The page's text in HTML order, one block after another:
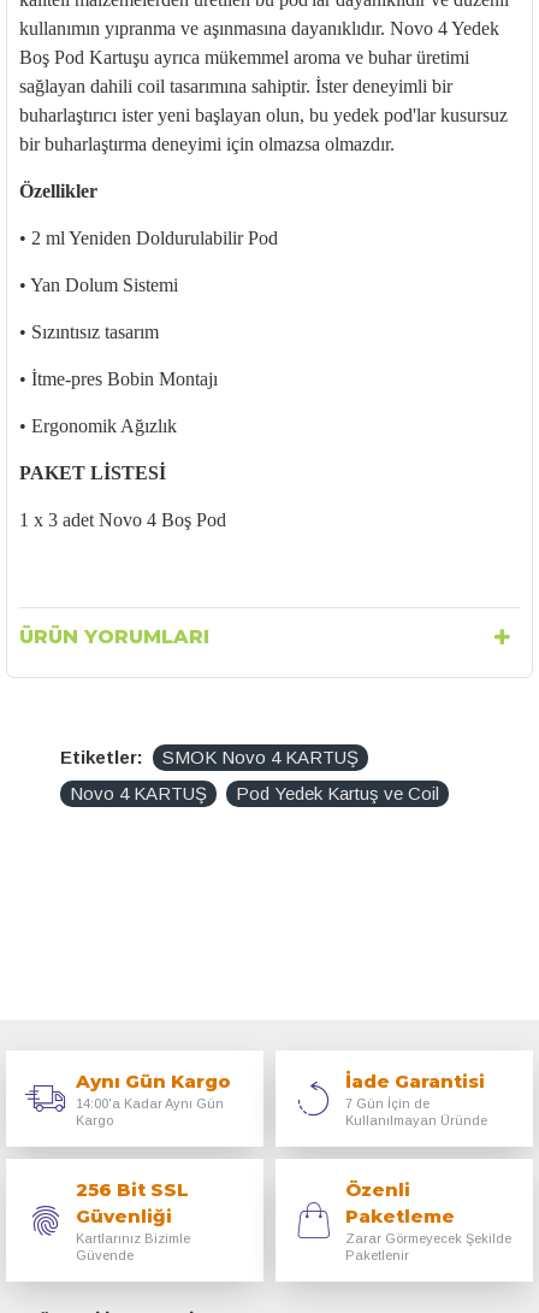
kullanımın yıpranma ve aşınmasına dayanıklıdır. Novo 4 Yedek
Boş Pod Kartuşu ayrıca mükemmel aroma ve buhar üretimi
sağlayan dahili coil tasarımına sahiptir. İster deneyimli bir
buharlaştırıcı ister yeni başlayan olun, bu yedek pod'larkusursuz
bir buharlaştırma deneyimi için olmazsa olmazdır.
Özellikler
• 2 ml Yeniden Doldurulabilir Pod
• Yan Dolum Sistemi
• Sızıntısız tasarım
• İtme-pres Bobin Montajı
• Ergonomik Ağızlık
PAKET LİSTESİ
1 x 3 adet Novo 4 Boş Pod
ÜRÜN YORUMLARI
Etiketler:
SMOK Novo 4 KARTUŞ
Novo 4 KARTUŞ
Pod Yedek Kartuş ve Coil
Aynı Gün Kargo
14:00'a Kadar Aynı Gün
Kargo
İade Garantisi
7 Gün İçin de
Kullanılmayan Üründe
256 Bit SSL
Güvenliği
Kartlarınız Bizimle
Güvende
Özenli
Paketleme
Zarar Görmeyecek Şekilde
Paketlenir